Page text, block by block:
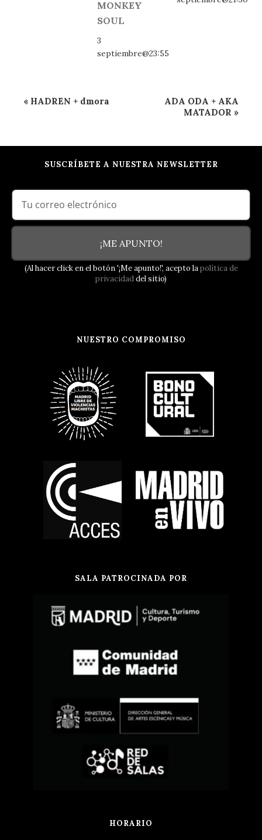
MONKEY
SOUL
3
septiembre@23:55
Navegación
« HADREN + dmora
ADA ODA + AKA
MATADOR »
SUSCRÍBETE A NUESTRA NEWSLETTER
¡ME APUNTO!
(Al hacer click en el botón '¡Me apunto!', acepto lapolítica de
privacidaddel sitio)
NUESTRO COMPROMISO
SALA PATROCINADA POR
HORARIO